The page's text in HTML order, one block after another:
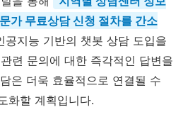
가 무료상담 신청 절차를 간소
공지능 기반의 챗봇 상담 도입을
련 문의에 대한 즉각적인 답변을
은 더욱 효율적으로 연결될 수
화할 계획입니다.